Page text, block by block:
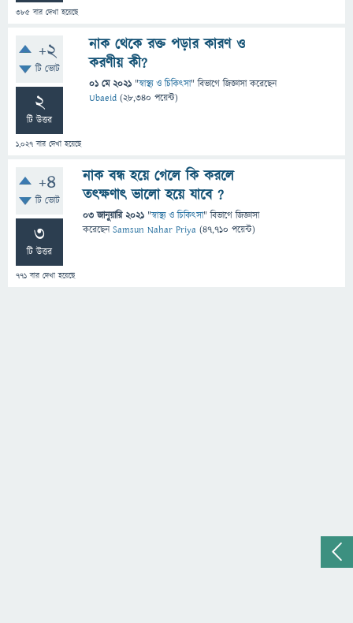
385 বার দেখা হয়েছে
+2
টি ভোট
2
টি উত্তর
1,027 বার দেখা হয়েছে
নাক থেকে রক্ত পড়ার কারণ ও
করণীয় কী?
01 মে 2021 "স্বাস্থ্য ও চিকিৎসা" বিভাগে জিজ্ঞাসাকরেছেন
Ubaeid (28,340 পয়েন্ট)
+4
টি ভোট
3
টি উত্তর
771 বার দেখা হয়েছে
নাক বন্ধ হয়ে গেলে কি করলে
তৎক্ষণাৎ ভালো হয়ে যাবে ?
03 জানুয়ারি 2021 "স্বাস্থ্য ও চিকিৎসা" বিভাগে জিজ্ঞাসা
করেছেনSamsun Nahar Priya (47,710 পয়েন্ট)